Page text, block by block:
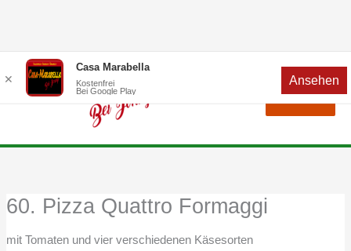
Inhalt
Menü
60. Pizza Quattro Formaggi
mit Tomaten und vier verschiedenen Käsesorten
✕
Casa Marabella
Kostenfrei
Bei Google Play
Ansehen